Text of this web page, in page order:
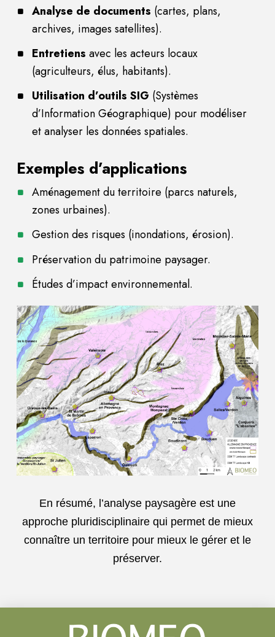
Analyse de documents (cartes, plans,
archives, images satellites).
Entretiens avec les acteurs locaux
(agriculteurs, élus, habitants).
Utilisation d’outils SIG (Systèmes
d’Information Géographique) pour modéliser
et analyser les données spatiales.
Exemples d’applications
Aménagement du territoire (parcs naturels,
zones urbaines).
Gestion des risques (inondations, érosion).
Préservation du patrimoine paysager.
Études d’impact environnemental.
En résumé, l’analyse paysagère est une
approche pluridisciplinaire qui permet de mieux
connaître un territoire pour mieux le gérer et le
préserver.